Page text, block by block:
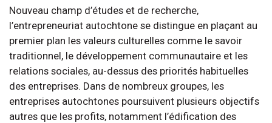
Nouveau champ d’études et de recherche,
l’entrepreneuriat autochtone se distingue en plaçant au
premier plan les valeurs culturelles comme le savoir
traditionnel, le développement communautaire et les
relations sociales, au-dessus des priorités habituelles
des entreprises. Dans de nombreux groupes, les
entreprises autochtones poursuivent plusieurs objectifs
autres que les profits, notamment l’édification des